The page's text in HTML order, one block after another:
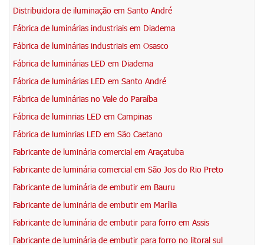
Distribuidora de iluminação em Santo André
Fábrica de luminárias industriais em Diadema
Fábrica de luminárias industriais em Osasco
Fábrica de luminárias LED em Diadema
Fábrica de luminárias LED em Santo André
Fábrica de luminárias no Vale do Paraíba
Fábrica de luminrias LED em Campinas
Fábrica de luminrias LED em São Caetano
Fabricante de luminária comercial em Araçatuba
Fabricante de luminária comercial em São Jos do Rio Preto
Fabricante de luminária de embutir em Bauru
Fabricante de luminária de embutir em Marília
Fabricante de luminária de embutir para forro em Assis
Fabricante de luminária de embutir para forro no litoral sul